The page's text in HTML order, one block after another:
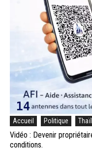
Accueil Politique
Vidéo : Devenir
conditions.